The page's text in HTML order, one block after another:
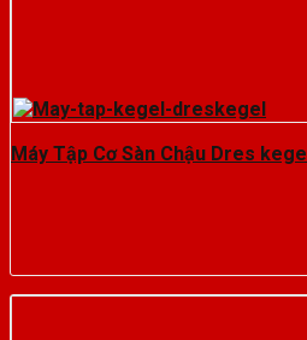
Máy Tập Cơ Sàn Chậu Dres kegel